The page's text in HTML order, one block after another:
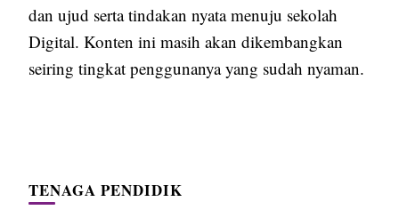
dan ujud serta tindakan nyata menuju sekolah
Digital. Konten ini masih akan dikembangkan
seiring tingkat penggunanya yang sudah nyaman.
TENAGA PENDIDIK